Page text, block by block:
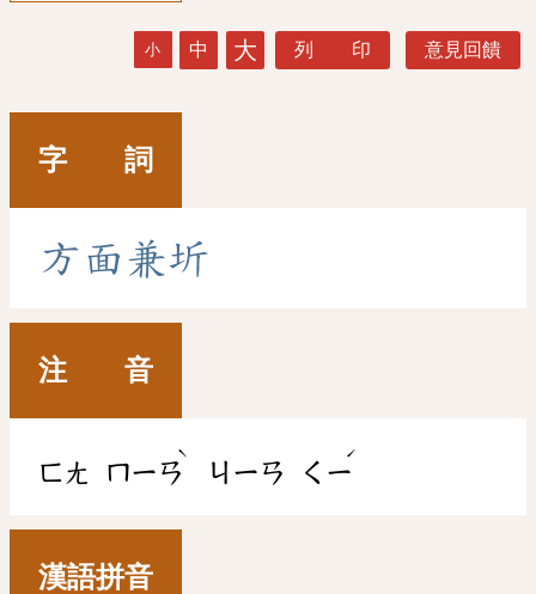
小 中 大 列 印 意見回饋
字 詞
方 面兼圻
注 音
ㄈㄤ ㄇㄧㄢ
ˋ
ㄐㄧㄢ ㄑㄧ
ˊ
漢語拼音